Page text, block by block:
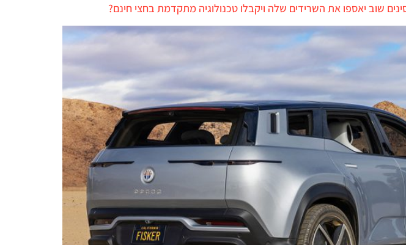
שוב יאספו את השרידים שלה ויקבלו טכנולוגיה מתקדמת בחצי חינם?